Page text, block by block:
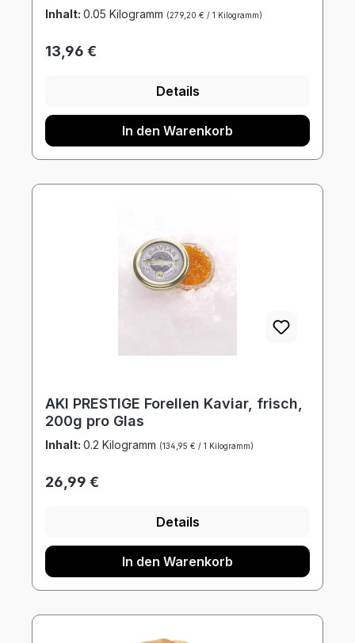
Inhalt: 0.05 Kilogramm (279,20 € / 1 Kilogramm)
Regulärer Preis:
13,96 €
Details
In den Warenkorb
AKI PRESTIGE Forellen Kaviar, frisch,
200g pro Glas
Inhalt: 0.2 Kilogramm (134,95 € / 1 Kilogramm)
Regulärer Preis:
26,99 €
Details
In den Warenkorb